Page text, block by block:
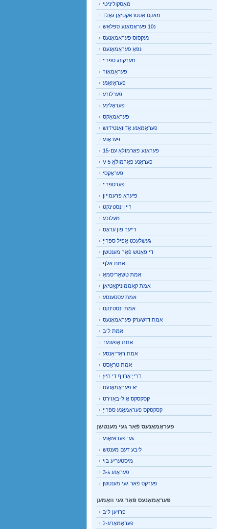
מאַסקוליניטי
מאקס אַטטראַקטיאָן גאָלד
נ10 פעראָמאָנע ספּלאַש
נעקסוס פעראָמאָנעס
נפּאַ פעראָמאָנעס
מערקונג ספּרייַ
פעראַמאָור
פעראַזאָנע
פערלורע
פעראָלינע
פעראָמאַקס
פעראָמאָנע אַדוואַנטידזש
פעראָנע
פעראָנע פאָרמולאַ עם-15
פעראָנע פאָרמולאַ V-5
פעראָקסי
פערספּרייַ
פיעראָ פּרעמייון
ריין ינסטינקט
מעלוכע
רייעך פון עראָס
געשלעכט אַפּיל ספּרייַ
די פּאַטש פֿאַר מענטשן
אמת אַלף
אמת טשאַריסמאַ
אמת קאָממוניקאַטיאָן
אמת עססענסע
אמת ינסטינקט
אמת דזשערק פעראָמאָנעס
אמת ליב
אמת אָפּענער
אמת ראַדיאַנסע
אמת טראַסט
דרייַ אַרויף די היץ
יא פעראָמאָנעס
קסקסקס אָיל-באַזירט
קסקסקס פעראָמאָנע ספּרייַ
פעראָמאָנעס פֿאַר געי מענטשן
געי פעראַזאָנע
ליבע דעם מענטש
מיסטעריע בוי
פעראָנע ג-3
פערקס פֿאַר געי מענטשן
פעראָמאָנעס פֿאַר געי וואָמען
פרויען ליב
פעראָמאָרע-ל